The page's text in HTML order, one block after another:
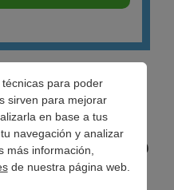
para poder
sirven para mejorar
en base a tus
navegación y analizar
más información,
de nuestra página web.
sin
existen?